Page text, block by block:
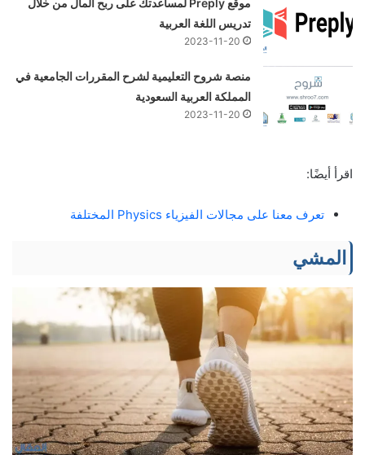
موقع Preply لمساعدتك على ربح المال من خلال
تدريس اللغة العربية
2023-11-20
منصة شروح التعليمية لشرح المقررات الجامعية في
المملكة العربية السعودية
2023-11-20
اقرأ أيضًا:
تعرف معنا على مجالات الفيزياء Physics المختلفة
المشي